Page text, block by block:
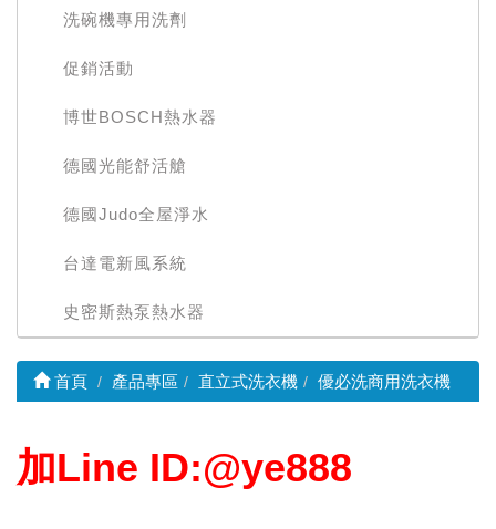
洗碗機專用洗劑
促銷活動
博世BOSCH熱水器
德國光能舒活艙
德國Judo全屋淨水
台達電新風系統
史密斯熱泵熱水器
首頁 產品專區 直立式洗衣機 優必洗商用洗衣機
加Line ID:@ye888